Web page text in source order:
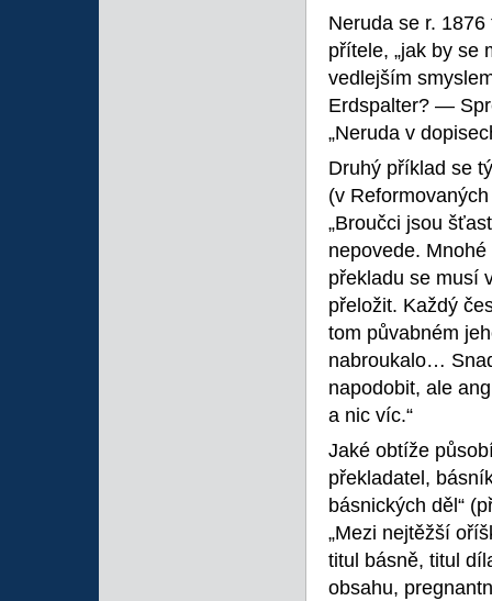
Neruda se r.
přítele, „jak by se
vedlejším
Erdspalter? —
„Neruda v
Druhý příklad se
(v
„Broučci jsou
nepovede.
překladu se musí
přeložit. Každý
tom půvabném
nabroukalo…
napodobit, ale
a nic víc.“
Jaké obtíže
překladatel,
básnických děl“
„Mezi nejtěžší
titul básně, titul
obsahu,